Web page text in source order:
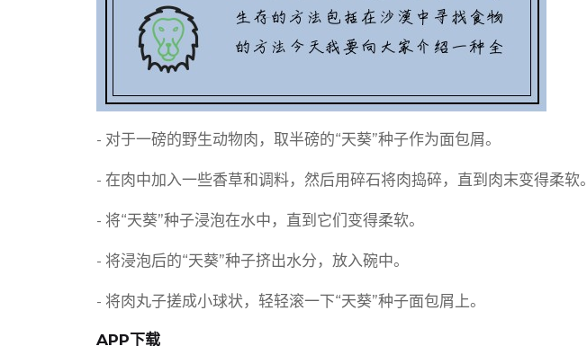
- 对于一磅的野生动物肉，取半磅的“天葵”种子作为面包屑。
- 在肉中加入一些香草和调料，然后用碎石将肉捣碎，直到肉末变得柔软。
- 将“天葵”种子浸泡在水中，直到它们变得柔软。
- 将浸泡后的“天葵”种子挤出水分，放入碗中。
- 将肉丸子搓成小球状，轻轻滚一下“天葵”种子面包屑上。
APP下载